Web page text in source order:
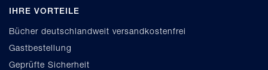
IHRE VORTEILE
Bücher deutschlandweit versandkostenfrei
Gastbestellung
Geprüfte Sicherheit